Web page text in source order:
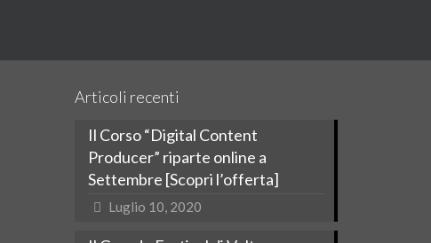
Articoli recenti
Il Corso “Digital Content
Producer” riparte online a
Settembre [Scopri l’offerta]
Luglio 10, 2020